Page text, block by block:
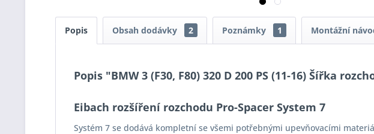
Popis Obsah dodávky 2 Poznámky 1 Montážní
Popis "BMW 3 (F30, F80) 320 D 200 PS (11-16) Šířka
Eibach rozšíření rozchodu Pro-Spacer System 7
Systém 7 se dodává kompletní se všemi potřebnými upevňovacími